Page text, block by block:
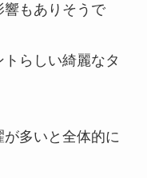
もありそうで
らしい綺麗なタ
多いと全体的に